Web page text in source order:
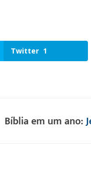
Twitter 1
Bíblia em um ano: